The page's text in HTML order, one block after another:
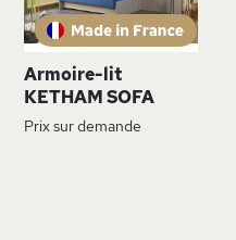
Armoire-lit
KETHAM SOFA
Prix sur demande